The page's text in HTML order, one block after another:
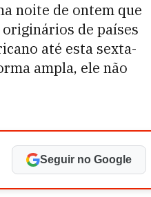
noite de ontem que
de países
até esta sexta-
ampla, ele não
Seguir no Google